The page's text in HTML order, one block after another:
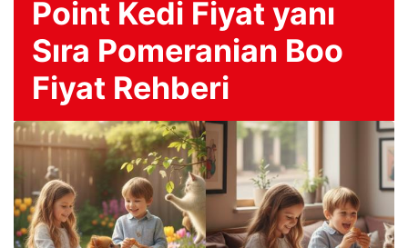
Point Kedi Fiyat yanı
Sıra Pomeranian Boo
Fiyat Rehberi